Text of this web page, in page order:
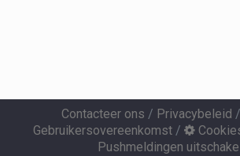
Contacteer ons / Privacybeleid /
Gebruikersovereenkomst/
Pushmeldingen